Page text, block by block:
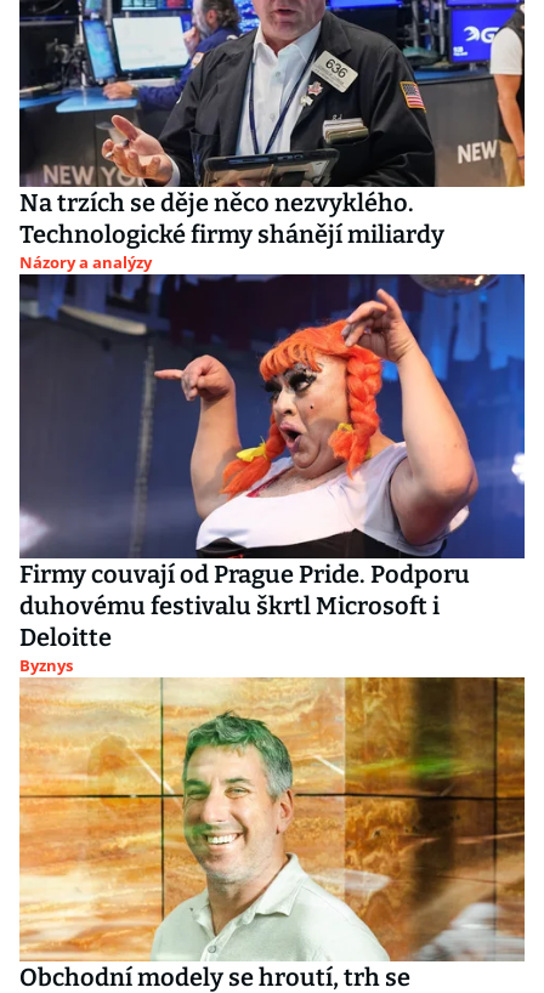
Na trzích se děje něco nezvyklého.
Technologické firmy shánějí miliardy
Názory a analýzy
Firmy couvají od Prague Pride. Podporu
duhovému festivalu škrtl Microsoft i
Deloitte
Byznys
Obchodní modely se hroutí, trh se